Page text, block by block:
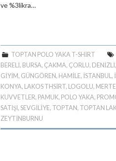
ve %3likra…
TOPTAN POLO YAKA T-SHIRT
BERELİ, BURSA, ÇAKMA, ÇORLU, DENİZLİ,
GİYİM, GÜNGÖREN, HAMİLE, ISTANBUL ,
KONYA, LAKOS THSIRT, LOGOLU,
KUVVETLER, PAMUK, POLO YAKA,
SATIŞI, SEVGİLİYE, TOPTAN, TOPTAN
ZEYTINBURNU